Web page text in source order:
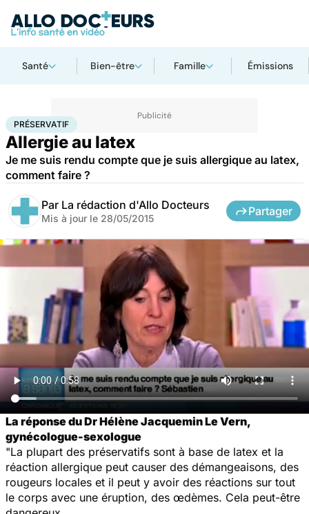
Santé Bien-être Famille Émissions
AccueilSantéPréservatif
PRÉSERVATIF
Allergie au latex
Je me suis rendu compte que je suis allergique au latex,
comment faire ?
Par La rédaction d'Allo Docteurs
Mis à jour le 28/05/2015
Partager
La réponse du Dr Hélène Jacquemin Le Vern,
gynécologue-sexologue
"La plupart des préservatifs sont à base de latex et la
réaction allergique peut causer des démangeaisons, des
rougeurs locales et il peut y avoir des réactions sur tout
le corps avec une éruption, des œdèmes. Cela peut-être